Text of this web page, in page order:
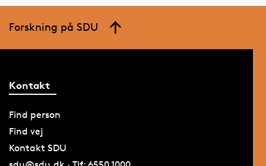
Forskning på SDU
Kontakt
Find person
Find vej
Kontakt SDU